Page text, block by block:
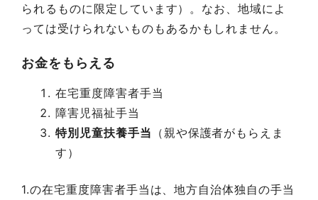
られるものに限定しています）。なお、地域によ
っては受けられないものもあるかもしれません。
お金をもらえる
在宅重度障害者手当
障害児福祉手当
特別児童扶養手当 （親や保護者がもらえま
す）
1.の在宅重度障害者手当は、地方自治体独自の手当